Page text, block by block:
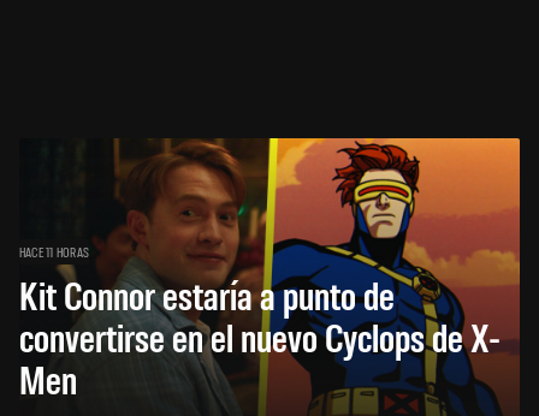
HACE 11 HORAS
Kit Connor estaría a punto de
convertirse en el nuevo Cyclops de X-
Men